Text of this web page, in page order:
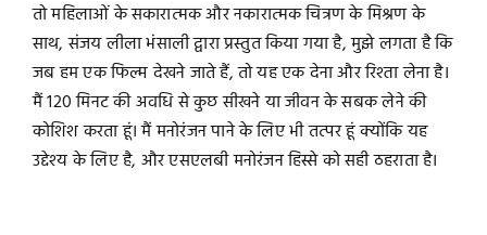
तो महिलाओं के सकारात्मक और नकारात्मक चित्रण के मिश्रण के
साथ, संजय लीला भंसाली द्वारा प्रस्तुत किया गया है, मुझे लगता है कि
जब हम एक फिल्म देखने जाते हैं, तो यह एक देना और रिश्ता लेना है।
मैं 120 मिनट की अवधि से कुछ सीखने या जीवन के सबक लेने की
कोशिश करता हूं। मैं मनोरंजन पाने के लिए भी तत्पर हूं क्योंकि यह
उद्देश्य के लिए है, और एसएलबी मनोरंजन हिस्से को सही ठहराता है।